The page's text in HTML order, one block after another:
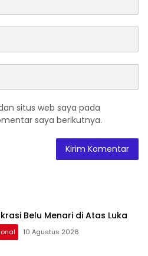
situs web saya pada
saya berikutnya.
Belu Menari di Atas Luka
10 Agustus 2026